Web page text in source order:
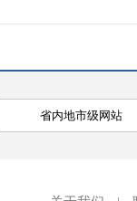
省内地市级网站